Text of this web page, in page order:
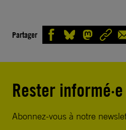
Partager
Rester informé·e
Abonnez-vous à notre